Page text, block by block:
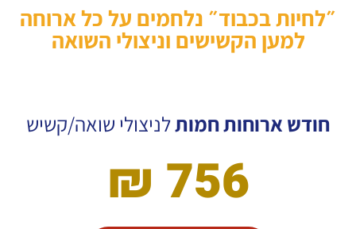
״לחיות בכבוד״ נלחמים על כל ארוחה
למען הקשישים וניצולי השואה
חודש ארוחות חמותלניצולי שואה/קשיש
756 ₪​